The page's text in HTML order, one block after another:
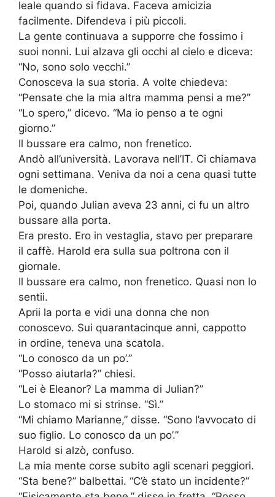
leale quando si fidava. Faceva amicizia
facilmente. Difendeva i più piccoli.
La gente continuava a supporre che fossimo i
suoi nonni. Lui alzava gli occhi al cielo e diceva:
“No, sono solo vecchi.”
Conosceva la sua storia. A volte chiedeva:
“Pensate che la mia altra mamma pensi a me?”
“Lo spero,” dicevo. “Ma io penso a te ogni
giorno.”
Il bussare era calmo, non frenetico.
Andò all’università. Lavorava nell’IT. Ci chiamava
ogni settimana. Veniva da noi a cena quasi tutte
le domeniche.
Poi, quando Julian aveva 23 anni, ci fu un altro
bussare alla porta.
Era presto. Ero in vestaglia, stavo per preparare
il caffè. Harold era sulla sua poltrona con il
giornale.
Il bussare era calmo, non frenetico. Quasi non lo
sentii.
Aprii la porta e vidi una donna che non
conoscevo. Sui quarantacinque anni, cappotto
in ordine, teneva una scatola.
“Lo conosco da un po’.”
“Posso aiutarla?” chiesi.
“Lei è Eleanor? La mamma di Julian?”
Lo stomaco mi si strinse. “Sì.”
“Mi chiamo Marianne,” disse. “Sono l’avvocato di
suo figlio. Lo conosco da un po’.”
Harold si alzò, confuso.
La mia mente corse subito agli scenari peggiori.
“Sta bene?” balbettai. “C’è stato un incidente?”